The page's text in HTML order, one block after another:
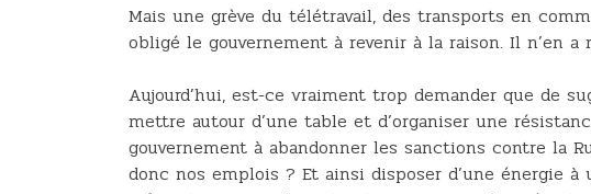
Mais une grève du télétravail, des transports en
obligé le gouvernement à revenir à la raison. Il n’en
Aujourd’hui, est-ce vraiment trop demander que de
mettre autour d’une table et d’organiser une
gouvernement à abandonner les sanctions contre la
donc nos emplois ? Et ainsi disposer d’une énergie